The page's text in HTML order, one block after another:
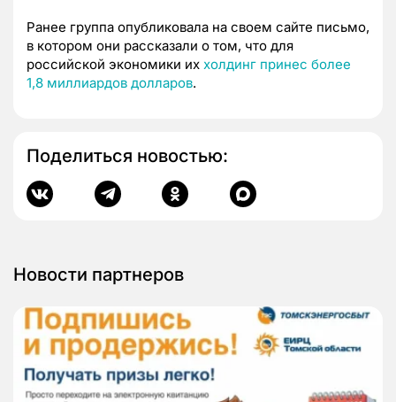
Ранее группа опубликовала на своем сайте письмо,
в котором они рассказали о том, что для
российской экономики их холдинг принес более
1,8 миллиардов долларов.
Поделиться новостью:
Новости партнеров